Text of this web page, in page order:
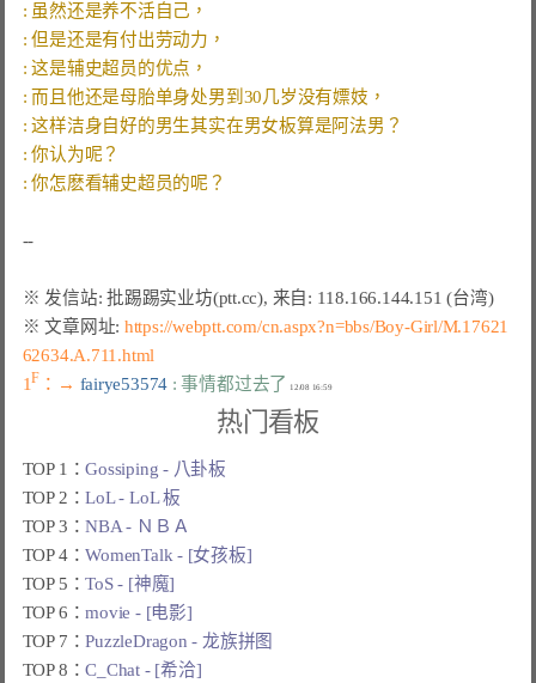
※ 发信站: 批踢踢实业坊(ptt.cc), 来自: 118.166.144.151 (台湾)
※ 文章网址: https://webptt.com/cn.aspx?n=bbs/Boy-Girl/M.17621
62634.A.711.html
1F ：→ fairye53574 : 事情都过去了 12/08 16:59
热门看板
TOP 1：Gossiping - 八卦板
TOP 2：LoL - LoL 板
TOP 3：NBA - ＮＢＡ
TOP 4：WomenTalk - [女孩板]
TOP 5：ToS - [神魔]
TOP 6：movie - [电影]
TOP 7：PuzzleDragon - 龙族拼图
TOP 8：C_Chat - [希洽]